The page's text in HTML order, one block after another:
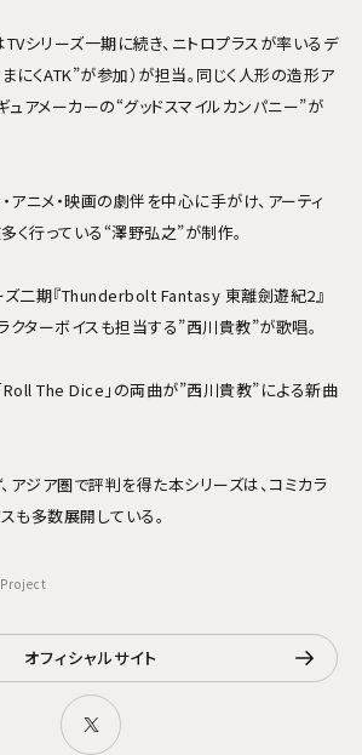
TVシリーズ一期に続き、ニトロプラスが率いるデ
にくATK”が参加）が担当。同じく人形の造形ア
ュアメーカーの“グッドスマイルカンパニー”が
アニメ・映画の劇伴を中心に手がけ、アーティ
く行っている“澤野弘之”が制作。
二期『Thunderbolt Fantasy 東離劍遊紀2』
クターボイスも担当する”西川貴教”が歌唱。
Roll The Dice」の両曲が”西川貴教”による新曲
アジア圏で評判を得た本シリーズは、コミカラ
も多数展開している。
オフィシャルサイト